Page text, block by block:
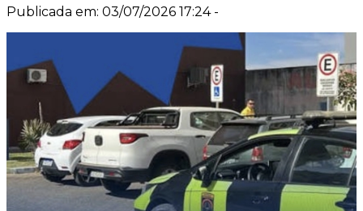
Publicada em: 03/07/2026 17:24 -